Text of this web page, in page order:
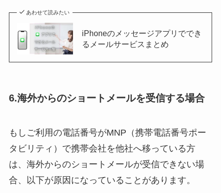
あわせて読みたい
iPhoneのメッセージアプリででき
るメールサービスまとめ
6.海外からのショートメールを受信する場合
もしご利用の電話番号がMNP（携帯電話番号ポー
タビリティ）で携帯会社を他社へ移っている方
は、海外からのショートメールが受信できない場
合、以下が原因になっていることがあります。